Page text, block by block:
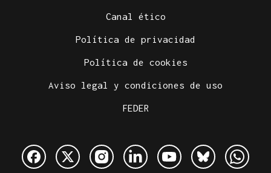
Canal ético
Política de privacidad
Política de cookies
Aviso legal y condiciones de uso
FEDER